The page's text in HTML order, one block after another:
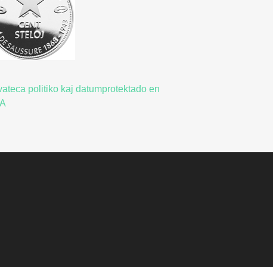
politiko kaj datumprotektado en